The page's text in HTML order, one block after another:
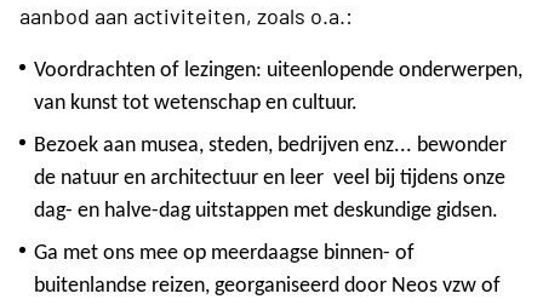
aanbod aan activiteiten, zoals o.a.:
Voordrachten of lezingen: uiteenlopende onderwerpen,
van kunst tot wetenschap en cultuur.
Bezoek aan musea, steden, bedrijven enz... bewonder
de natuur en architectuur en leer veel bij tijdens onze
dag- en halve-dag uitstappen met deskundige gidsen.
Ga met ons mee op meerdaagse binnen- of
buitenlandse reizen, georganiseerd door Neos vzw of